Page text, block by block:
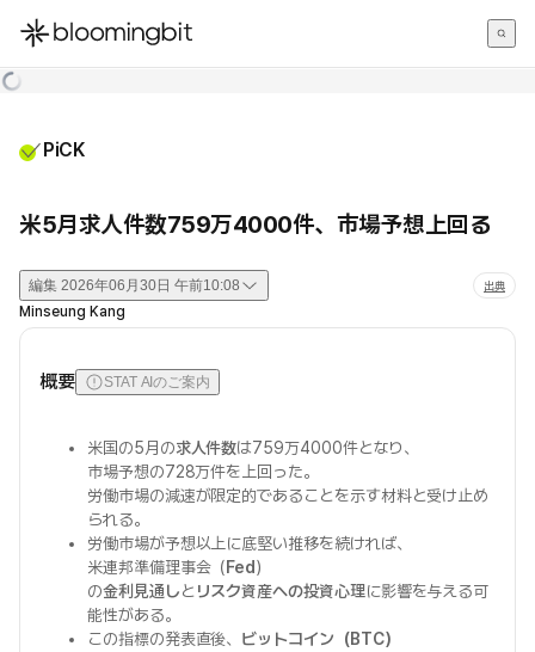
한국어
PiCK
米5月求人件数759万4000件、市場予想上回る
編集 2026年06月30日 午前10:08 出典
Minseung Kang
概要 STAT AIのご案内
米国の5月の求人件数は759万4000件となり、
市場予想の728万件を上回った。
労働市場の減速が限定的であることを示す材料と受け止め
られる。
労働市場が予想以上に底堅い推移を続ければ、
米連邦準備理事会（Fed）
の金利見通しと リスク資産への投資心理に影響を与える可
能性がある。
この指標の発表直後、 ビットコイン（BTC）